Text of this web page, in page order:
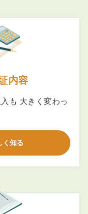
内容
も 大きく変わっ
く知る